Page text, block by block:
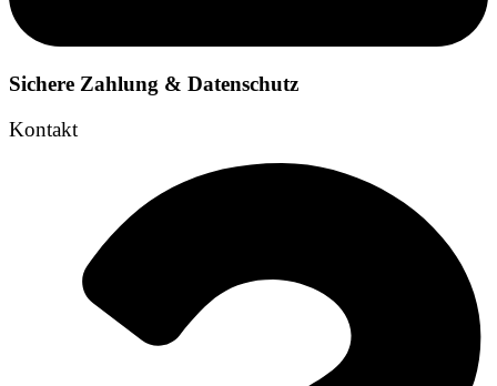
Sichere Zahlung & Datenschutz
Kontakt